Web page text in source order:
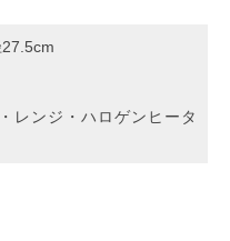
レンジ・ハロゲンヒータ